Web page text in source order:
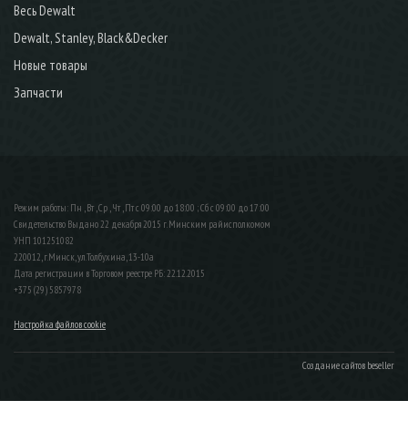
Весь Dewalt
Dewalt, Stanley, Black&Decker
Новые товары
Запчасти
Режим работы: Пн , Вт , Ср , Чт , Пт c 09:00 до 18:00 ; Сб c 09:00 до 17:00
Свидетельство Выдано 22 декабря 2015 г. Минским райисполкомом
УНП 101251082
220012, г.Минск, ул.Толбухина, 13-10а
Дата регистрации в Торговом реестре РБ: 22.12.2015
+375 (29) 5857978
Настройка файлов cookie
Создание сайтов beseller